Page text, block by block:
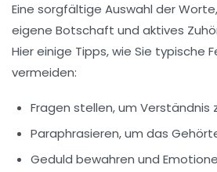
Eine sorgfältige Auswahl der
eigene Botschaft und aktives
Hier einige Tipps, wie Sie typische
vermeiden:
Fragen stellen, um Verständnis
Paraphrasieren, um das
Geduld bewahren und